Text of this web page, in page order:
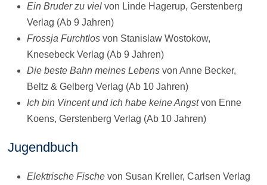
Ein Bruder zu vielvon Linde Hagerup, Gerstenberg
Verlag (Ab 9 Jahren)
Frossja Furchtlos von Stanislaw Wostokow,
Knesebeck Verlag (Ab 9 Jahren)
Die beste Bahn meines Lebensvon Anne Becker,
Beltz & Gelberg Verlag (Ab 10 Jahren)
Ich bin Vincent und ich habe keine Angstvon Enne
Koens, Gerstenberg Verlag (Ab 10 Jahren)
Jugendbuch
Elektrische Fischevon Susan Kreller, Carlsen Verlag